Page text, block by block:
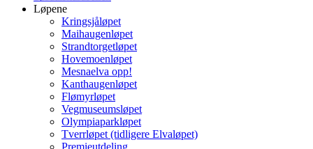
Løpene
Kringsjåløpet
Maihaugenløpet
Strandtorgetløpet
Hovemoenløpet
Mesnaelva opp!
Kanthaugenløpet
Flømyrløpet
Vegmuseumsløpet
Olympiaparkløpet
Tverrløpet (tidligere Elvaløpet)
Premieutdeling